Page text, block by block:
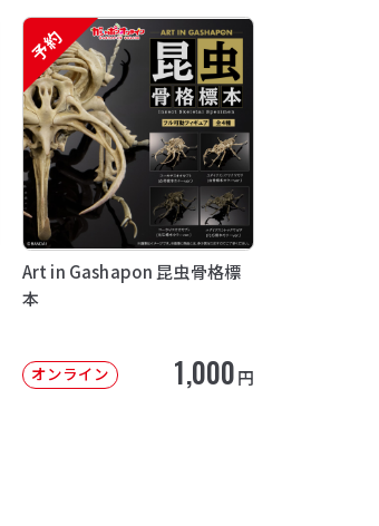
予約
Art in Gashapon 昆虫骨格標
本
オンライン 1,000円